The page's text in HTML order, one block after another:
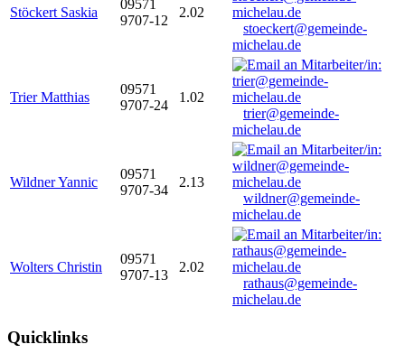
Stöckert Saskia
09571
9707-12
2.02
stoeckert@gemeinde-
michelau.de
Trier Matthias
09571
9707-24
1.02
trier@gemeinde-
michelau.de
Wildner Yannic
09571
9707-34
2.13
wildner@gemeinde-
michelau.de
Wolters Christin
09571
9707-13
2.02
rathaus@gemeinde-
michelau.de
Quicklinks